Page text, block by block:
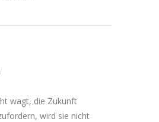
wagt, die Zukunft
wird sie nicht